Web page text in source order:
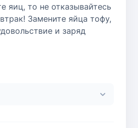
яиц, то не отказывайтесь
Замените яйца тофу,
и заряд